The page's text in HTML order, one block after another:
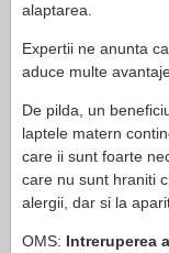
alaptarea.
Expertii ne anunta
aduce multe
De pilda, un
laptele matern
care ii sunt foarte
care nu sunt hraniti
alergii, dar si la
OMS: Intreruperea